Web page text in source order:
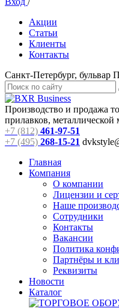
Акции
Статьи
Клиенты
Контакты
Санкт-Петербург,
Производство и продажа
прилавков,
+7 (812) 461-97-51
+7 (495) 268-15-21
Главная
Компания
О компании
Лицензии и
Наше
Сотрудники
Контакты
Вакансии
Политика
Партнёры и
Реквизиты
Новости
Каталог